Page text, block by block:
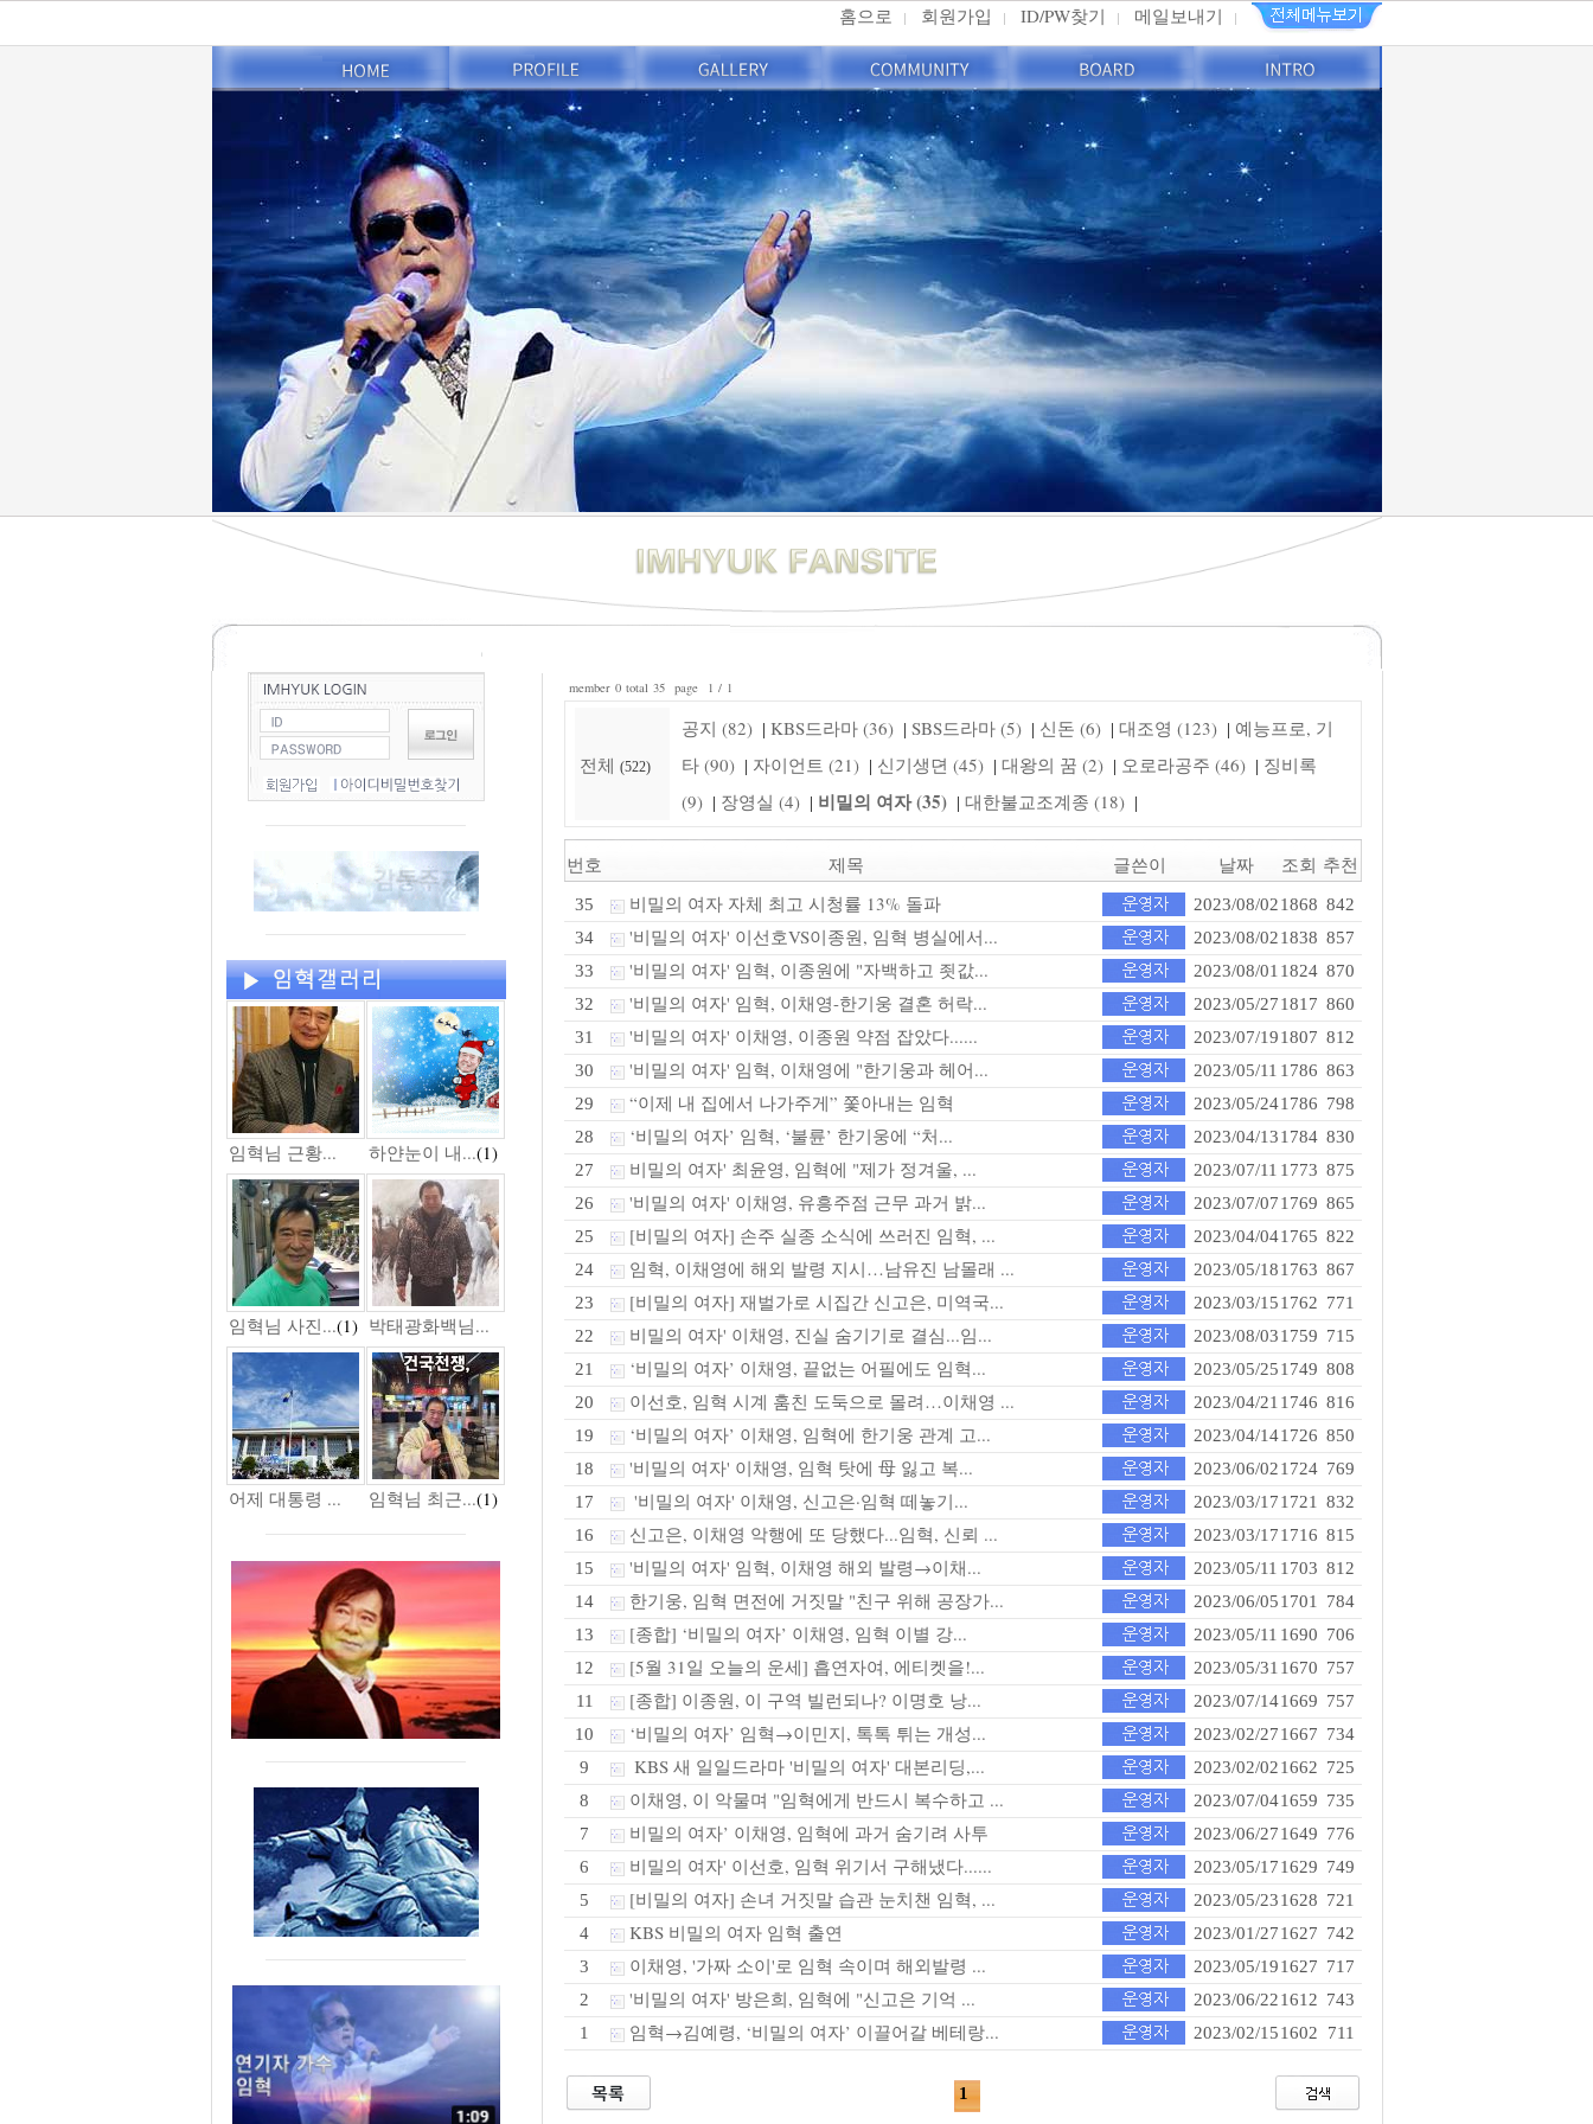
홈으로 회원가입 ID/PW찾기 메일보내기
임혁님 근황... 하얀눈이 내...(1)
임혁님 사진...(1) 박태광화백님...
어제 대통령 ... 임혁님 최근...(1)
member 0 total 35 page 1 / 1
전체 (522)
공지 (82) | KBS드라마 (36) | SBS드라마 (5) | 신돈 (6) | 대조영 (123) | 예능프로, 기
타 (90) | 자이언트 (21) | 신기생뎐 (45) | 대왕의 꿈 (2) | 오로라공주 (46) | 징비록
(9) | 장영실 (4) | 비밀의 여자 (35) | 대한불교조계종 (18) |
번호 제목 글쓴이 날짜 조회 추천
35 비밀의 여자 자체 최고 시청률 13% 돌파 2023/08/021868 842
34
'비밀의 여자' 이선호VS이종원, 임혁 병실에서... 2023/08/021838 857
33
'비밀의 여자' 임혁, 이종원에 "자백하고 죗값... 2023/08/01 1824 870
32
'비밀의 여자' 임혁, 이채영-한기웅 결혼 허락... 2023/05/271817 860
31
'비밀의 여자' 이채영, 이종원 약점 잡았다...... 2023/07/191807 812
30
'비밀의 여자' 임혁, 이채영에 "한기웅과 헤어... 2023/05/11 1786 863
29
“이제 내 집에서 나가주게” 쫓아내는 임혁 2023/05/241786 798
28
‘비밀의 여자’ 임혁, ‘불륜’ 한기웅에 “처... 2023/04/131784 830
27
비밀의 여자' 최윤영, 임혁에 "제가 정겨울, ... 2023/07/11 1773 875
26
'비밀의 여자' 이채영, 유흥주점 근무 과거 밝... 2023/07/071769 865
25
[비밀의 여자] 손주 실종 소식에 쓰러진 임혁, ... 2023/04/041765 822
24
임혁, 이채영에 해외 발령 지시…남유진 남몰래 ... 2023/05/181763 867
23
[비밀의 여자] 재벌가로 시집간 신고은, 미역국... 2023/03/151762 771
22
비밀의 여자' 이채영, 진실 숨기기로 결심...임... 2023/08/031759 715
21
‘비밀의 여자’ 이채영, 끝없는 어필에도 임혁... 2023/05/251749 808
20
이선호, 임혁 시계 훔친 도둑으로 몰려…이채영 ... 2023/04/21 1746 816
19
‘비밀의 여자’ 이채영, 임혁에 한기웅 관계 고... 2023/04/141726 850
18
'비밀의 여자' 이채영, 임혁 탓에 母 잃고 복... 2023/06/021724 769
17
'비밀의 여자' 이채영, 신고은·임혁 떼놓기... 2023/03/171721
832
16
신고은, 이채영 악행에 또 당했다...임혁, 신뢰 ... 2023/03/171716 815
15
'비밀의 여자' 임혁, 이채영 해외 발령→이채... 2023/05/11 1703 812
14
한기웅, 임혁 면전에 거짓말 "친구 위해 공장가... 2023/06/051701
784
13
[종합] ‘비밀의 여자’ 이채영, 임혁 이별 강... 2023/05/11 1690 706
12
[5월 31일 오늘의 운세] 흡연자여, 에티켓을!... 2023/05/31 1670 757
11
[종합] 이종원, 이 구역 빌런되나? 이명호 낭... 2023/07/141669 757
10
‘비밀의 여자’ 임혁→이민지, 톡톡 튀는 개성... 2023/02/271667 734
9
KBS 새 일일드라마 '비밀의 여자' 대본리딩,... 2023/02/021662 725
8
이채영, 이 악물며 "임혁에게 반드시 복수하고 ... 2023/07/041659 735
7
비밀의 여자’ 이채영, 임혁에 과거 숨기려 사투 2023/06/271649 776
6
비밀의 여자' 이선호, 임혁 위기서 구해냈다...... 2023/05/171629 749
5
[비밀의 여자] 손녀 거짓말 습관 눈치챈 임혁, ... 2023/05/231628 721
4
KBS 비밀의 여자 임혁 출연 2023/01/271627 742
3
이채영, '가짜 소이'로 임혁 속이며 해외발령 ... 2023/05/191627 717
2
'비밀의 여자' 방은희, 임혁에 "신고은 기억 ... 2023/06/221612 743
1
임혁→김예령, ‘비밀의 여자’ 이끌어갈 베테랑... 2023/02/151602 711
1